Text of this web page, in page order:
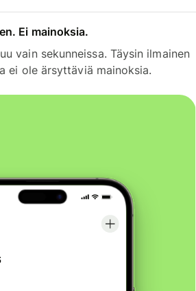
Ei mainoksia.
vain sekunneissa. Täysin ilmainen
ei ole ärsyttäviä mainoksia.